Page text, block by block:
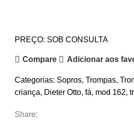
PREÇO: SOB CONSULTA
Compare Adicionar aos
Categorias: Sopros, Trompas,
criança, Dieter Otto, fá, mod 162,
Share: